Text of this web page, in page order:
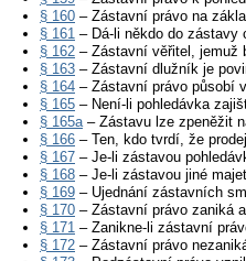
§ 160 – Zástavní právo na
§ 161 – Dá-li někdo do zástavy
§ 162 – Zástavní věřitel, jemuž
§ 163 – Zástavní dlužník je
§ 164 – Zástavní právo působí
§ 165 – Není-li pohledávka
§ 165a– Zástavu lze zpeněžit
§ 166 – Ten, kdo tvrdí, že
§ 167 – Je-li zástavou
§ 168 – Je-li zástavou jiné
§ 169 – Ujednání zástavních
§ 170 – Zástavní právo zaniká
§ 171 – Zanikne-li zástavní
§ 172 – Zástavní právo